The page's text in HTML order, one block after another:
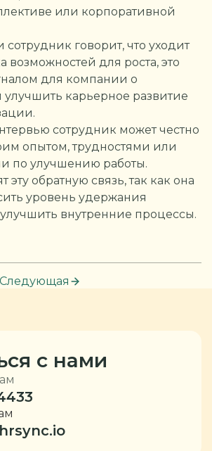
или корпоративной
говорит, что уходит
возможностей для роста, это
для компании о
карьерное развитие
сотрудник может честно
опытом, трудностями или
по улучшению работы.
обратную связь, так как она
уровень удержания
внутренние процессы.
Следующая
с нами